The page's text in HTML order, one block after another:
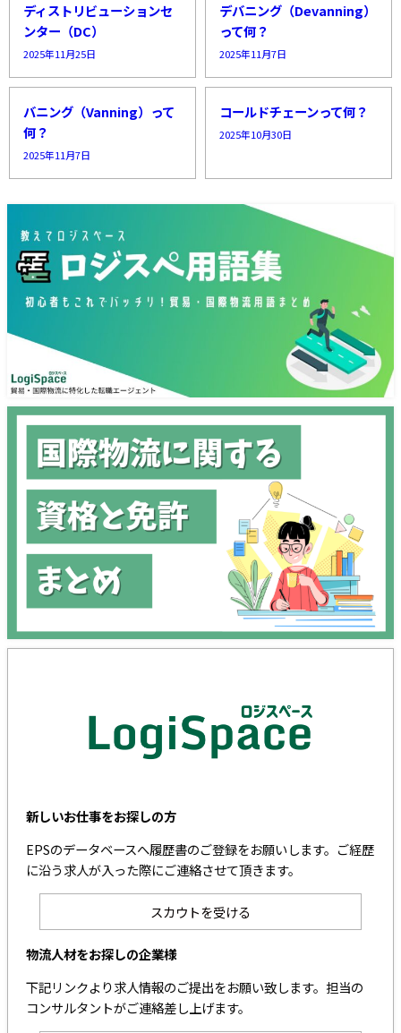
ディストリビューションセ
ンター（DC）
2025年11月25日
デバニング（Devanning）
って何？
2025年11月7日
バニング（Vanning）って
何？
2025年11月7日
コールドチェーンって何？
2025年10月30日
新しいお仕事をお探しの方
EPSのデータベースへ履歴書のご登録をお願いします。ご経歴
に沿う求人が入った際にご連絡させて頂きます。
スカウトを受ける
物流人材をお探しの企業様
下記リンクより求人情報のご提出をお願い致します。担当の
コンサルタントがご連絡差し上げます。